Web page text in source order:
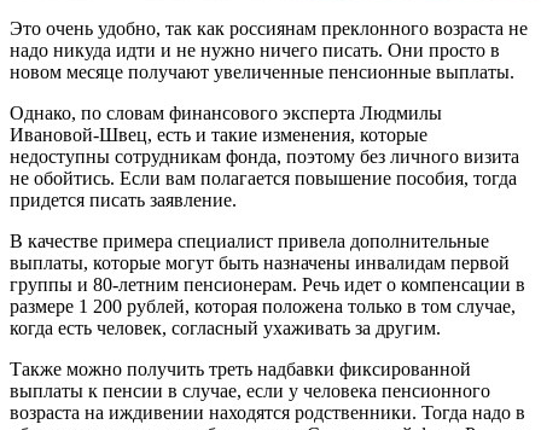
Это очень удобно, так как россиянам преклонного возраста не
надо никуда идти и не нужно ничего писать. Они просто в
новом месяце получают увеличенные пенсионные выплаты.
Однако, по словам финансового эксперта Людмилы
Ивановой-Швец, есть и такие изменения, которые
недоступны сотрудникам фонда, поэтому без личного визита
не обойтись. Если вам полагается повышение пособия, тогда
придется писать заявление.
В качестве примера специалист привела дополнительные
выплаты, которые могут быть назначены инвалидам первой
группы и 80-летним пенсионерам. Речь идет о компенсации в
размере 1 200 рублей, которая положена только в том случае,
когда есть человек, согласный ухаживать за другим.
Также можно получить треть надбавки фиксированной
выплаты к пенсии в случае, если у человека пенсионного
возраста на иждивении находятся родственники. Тогда надо в